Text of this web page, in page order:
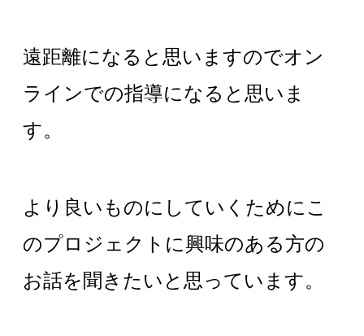
遠距離になると思いますのでオン
ラインでの指導になると思いま
す。
より良いものにしていくためにこ
のプロジェクトに興味のある方の
お話を聞きたいと思っています。